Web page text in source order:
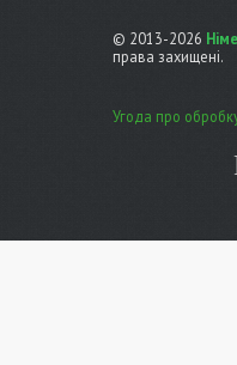
© 2013-2026
права захищені.
Угода про